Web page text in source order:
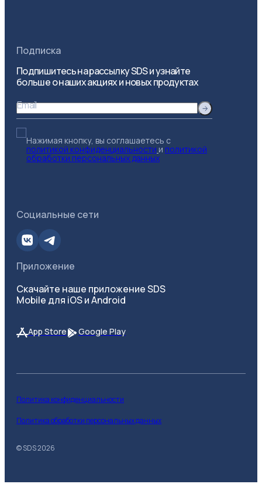
Подписка
Подпишитесь на рассылку SDS и узнайте
больше о наших акциях и новых продуктах
Email
Нажимая кнопку, вы соглашаетесь с
политикой конфиденциальности и политикой
обработки персональных данных
Социальные сети
Приложение
Скачайте наше приложение SDS
Mobile для iOS и Android
App Store Google Play
© SDS2026
Политика конфиденциальности
Политика обработки персональных данных